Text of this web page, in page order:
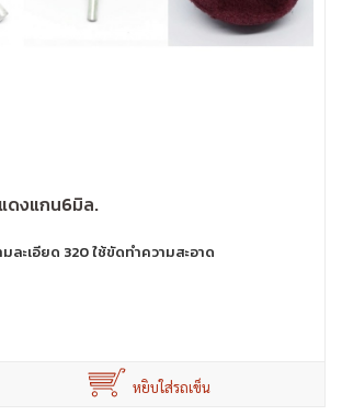
ดงแกน6มิล.
มละเอียด 320 ใช้ขัดทำความสะอาด
หยิบใส่รถเข็น